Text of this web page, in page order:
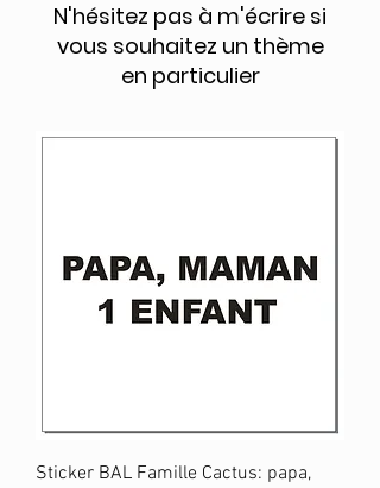
N'hésitez pas à m'écrire si
vous souhaitez un thème
en particulier
Sticker BAL Famille Cactus: papa,